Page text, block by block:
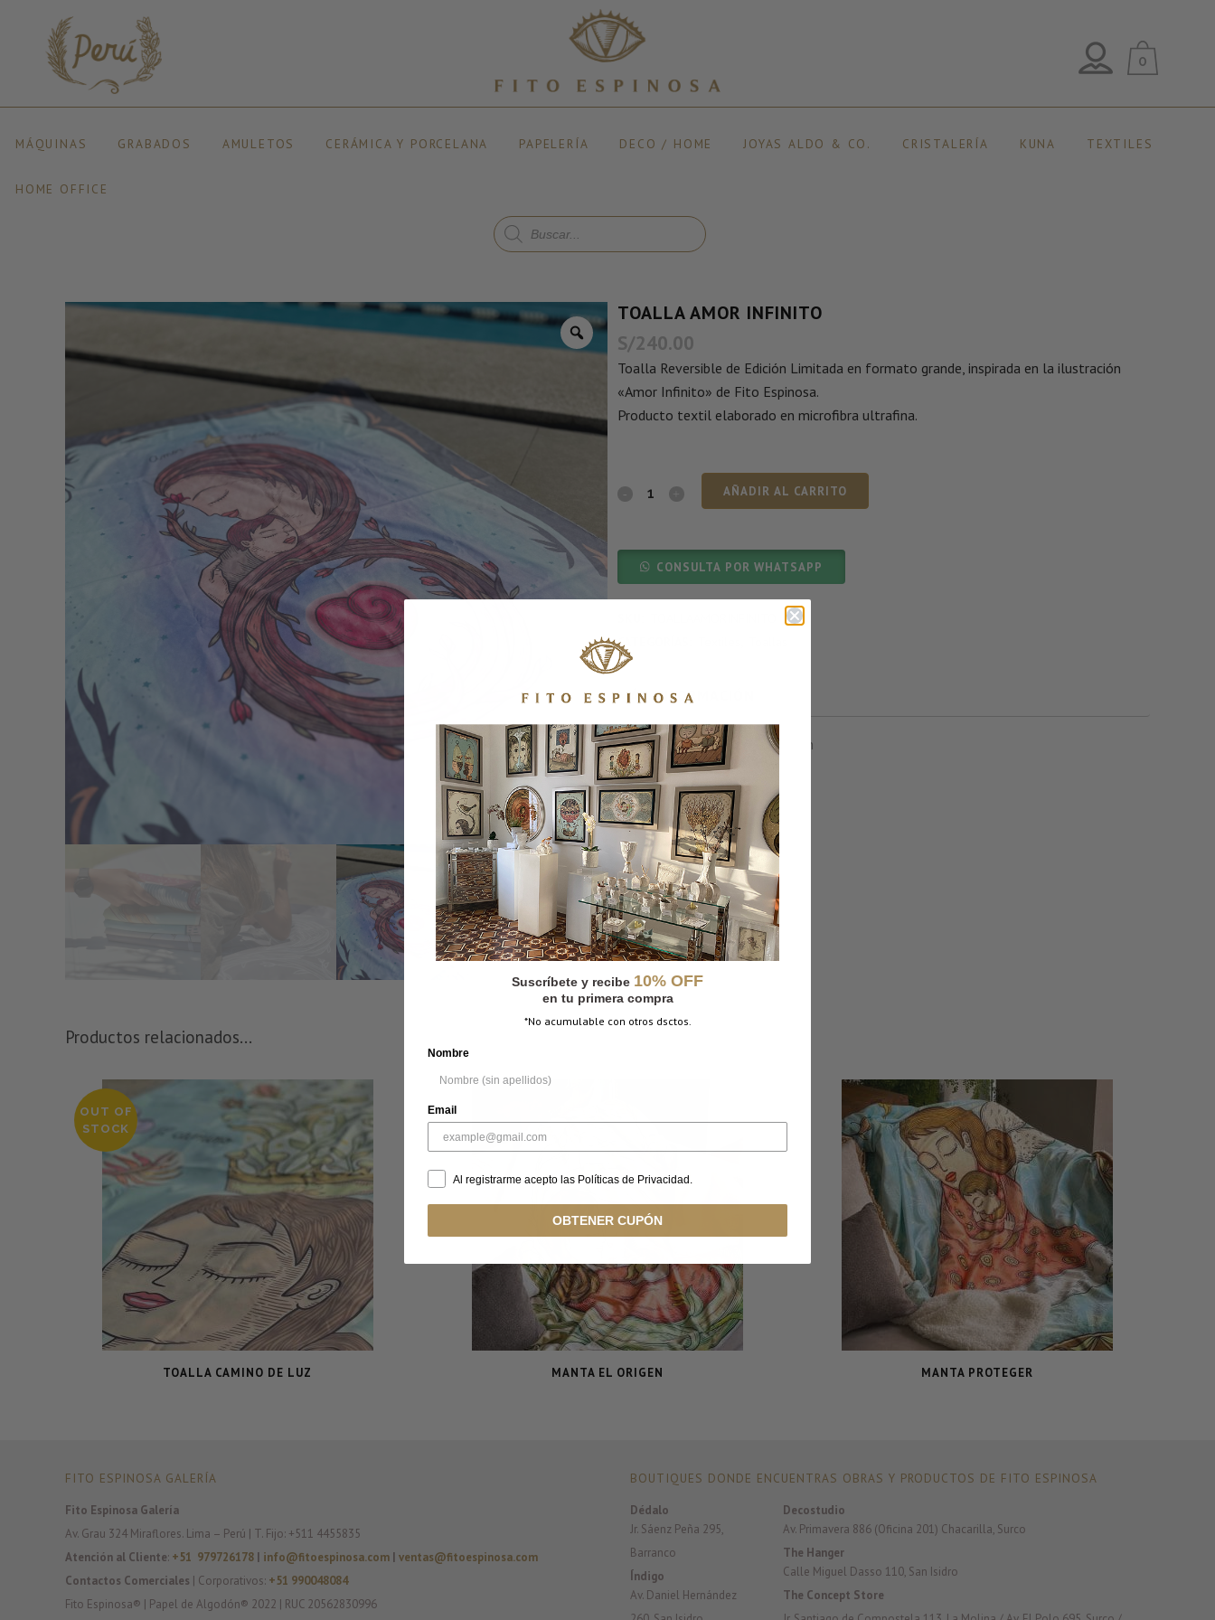
0
MÁQUINAS GRABADOS AMULETOS CERÁMICA Y PORCELANA PAPELERÍA DECO / HOME JOYAS ALDO & CO. CRISTALERÍA KUNA TEXTILES
HOME OFFICE
TOALLA AMOR INFINITO
S/240.00
Toalla Reversible de Edición Limitada en formato grande, inspirada en la ilustración
«Amor Infinito» de Fito Espinosa.
Producto textil elaborado en microfibra ultrafina.
AÑADIR AL CARRITO
CONSULTA POR WHATSAPP
CATEGORÍAS:
MÁS INFORMACIÓN
DIMENSIONES 110 × 160 cm
Productos relacionados...
OUT OF
STOCK
TOALLA CAMINO DE LUZ MANTA EL ORIGEN MANTA PROTEGER
FITO ESPINOSA GALERÍA
Fito Espinosa Galería
Av. Grau 324 Miraflores. Lima – Perú | T. Fijo: +511 4455835
Atención al Cliente: +51 979726178 | info@fitoespinosa.com | ventas@fitoespinosa.com
Contactos Comerciales | Corporativos: +51 990048084
Fito Espinosa® | Papel de Algodón® 2022 | RUC 20562830996
BOUTIQUES DONDE ENCUENTRAS OBRAS Y PRODUCTOS DE FITO ESPINOSA
Dédalo
Jr. Sáenz Peña 295,
Barranco
Índigo
Av. Daniel Hernández
Decostudio
Av. Primavera 886 (Oficina 201) Chacarilla, Surco
The Hanger
Calle Miguel Dasso 110, San Isidro
The Concept Store
Suscríbete y recibe 10% OFF
en tu primera compra
*No acumulable con otros dsctos.
Nombre
Email
Al registrarme acepto las Políticas de Privacidad.
OBTENER CUPÓN